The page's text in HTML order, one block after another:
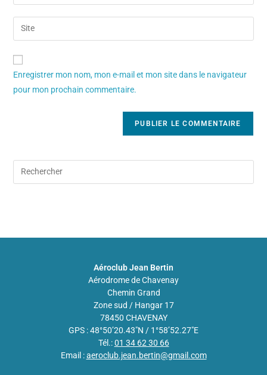
Enregistrer mon nom, mon e-mail et mon site dans le navigateur
pour mon prochain commentaire.
Aéroclub Jean Bertin
Aérodrome de Chavenay
Chemin Grand
Zone sud / Hangar 17
78450 CHAVENAY
GPS : 48°50’20.43″N / 1°58’52.27″E
Tél.: 01 34 62 30 66
Email :aeroclub.jean.bertin@gmail.com